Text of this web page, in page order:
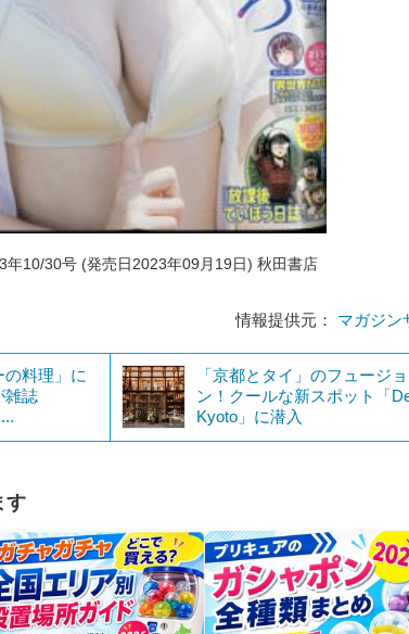
年10/30号 (発売日2023年09月19日) 秋田書店
情報提供元： マガジン
の料理」に
雑誌
「京都とタイ」のフュージョ
ン！クールな新スポット「
Kyoto」に潜入
す